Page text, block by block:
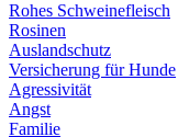
Rohes Schweinefleisch
Rosinen
Auslandschutz
Versicherung für Hunde
Agressivität
Angst
Familie